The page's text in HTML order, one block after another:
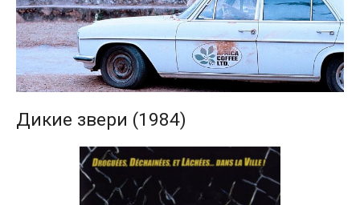
Дикие звери (1984)